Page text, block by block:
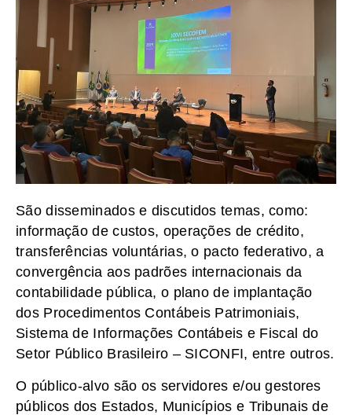
São disseminados e discutidos temas, como:
informação de custos, operações de crédito,
transferências voluntárias, o pacto federativo, a
convergência aos padrões internacionais da
contabilidade pública, o plano de implantação
dos Procedimentos Contábeis Patrimoniais,
Sistema de Informações Contábeis e Fiscal do
Setor Público Brasileiro – SICONFI, entre outros.
O público-alvo são os servidores e/ou gestores
públicos dos Estados, Municípios e Tribunais de